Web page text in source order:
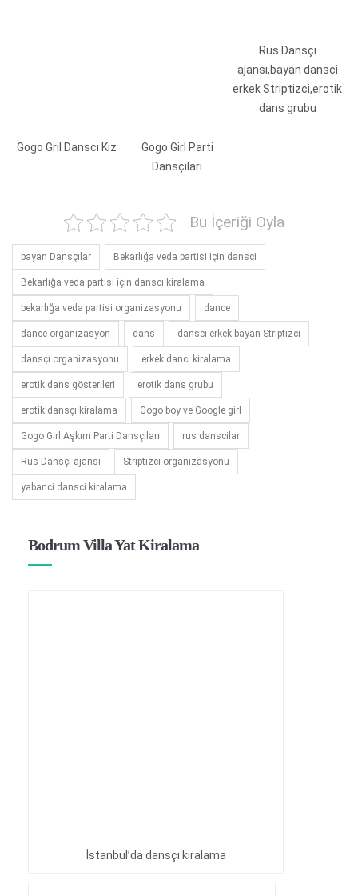
Gogo Gril Danscı Kız
Gogo Girl Parti
Dansçıları
Rus Dansçı
ajansı,bayan dansci
erkek Striptizci,erotik
dans grubu
Bu İçeriği Oyla
bayan Dansçılar Bekarlığa veda partisi için dansci
Bekarlığa veda partisi için danscı kiralama
bekarlığa veda partisi organizasyonu dance
dance organizasyon dans dansci erkek bayan Striptizci
dansçı organizasyonu erkek danci kiralama
erotik dans gösterileri erotik dans grubu
erotik dansçı kiralama Gogo boy ve Google girl
Gogo Girl Aşkım Parti Dansçıları rus danscilar
Rus Dansçı ajansı Striptizci organizasyonu
yabanci dansci kiralama
Bodrum Villa Yat Kiralama
İstanbul’da dansçı kiralama